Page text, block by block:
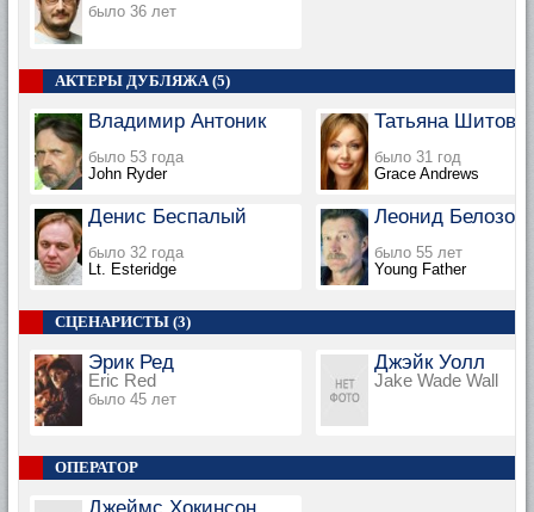
было 36 лет
АКТЕРЫ ДУБЛЯЖА (5)
Владимир Антоник
было 53 года
John Ryder
Татьяна Шитова
было 31 год
Grace Andrews
Денис Беспалый
было 32 года
Lt. Esteridge
Леонид
было 55 лет
Young Father
СЦЕНАРИСТЫ (3)
Эрик Ред
Eric Red
было 45 лет
Джэйк Уолл
Jake Wade Wall
ОПЕРАТОР